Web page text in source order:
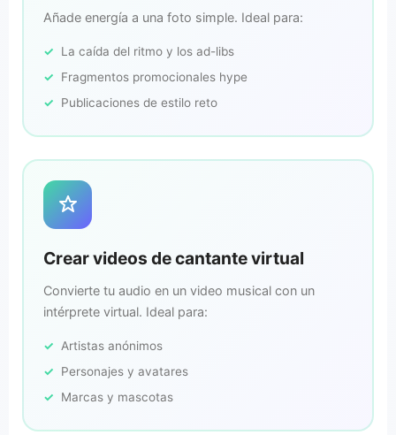
Añade energía a una foto simple. Ideal para:
La caída del ritmo y los ad-libs
Fragmentos promocionales hype
Publicaciones de estilo reto
Crear videos de cantante virtual
Convierte tu audio en un video musical con un
intérprete virtual. Ideal para:
Artistas anónimos
Personajes y avatares
Marcas y mascotas